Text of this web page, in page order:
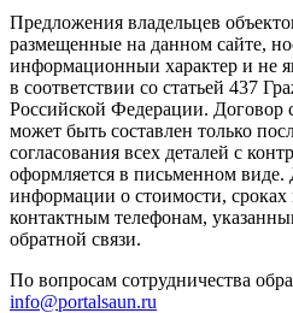
Предложения владельцев
размещенные на данном сайте,
информационныи характер и не
в соответствии со статьей 437
Российской Федерации. Договор
может быть составлен только
согласования всех деталей с
оформляется в письменном виде.
информации о стоимости, сроках
контактным телефонам,
обратной связи.
По вопросам сотрудничества
info@portalsaun.ru